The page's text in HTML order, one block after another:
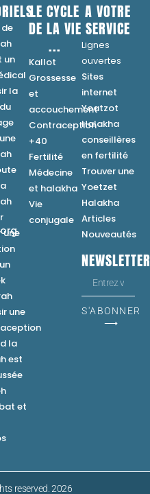
un
la
une
une
la
est
et
LE CYCLE
DE LA VIE
...
Kallot
Grossesse
et
accouchement
Contraception
+40
Fertilité
Médecine
et halakha
Vie
conjugale
A VOTRE
SERVICE
Lignes
ouvertes
Sites
internet
Yoatzot
Halakha
conseillères
en fertilité
Trouver une
Yoetzet
Halakha
Articles
Nouveautés
S'ABONNER
⟶
reserved. 2026